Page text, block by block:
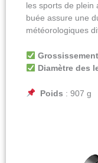
les sports de plein
buée assure une
météorologiques
Grossissement
Diamètre des
Poids : 907 g